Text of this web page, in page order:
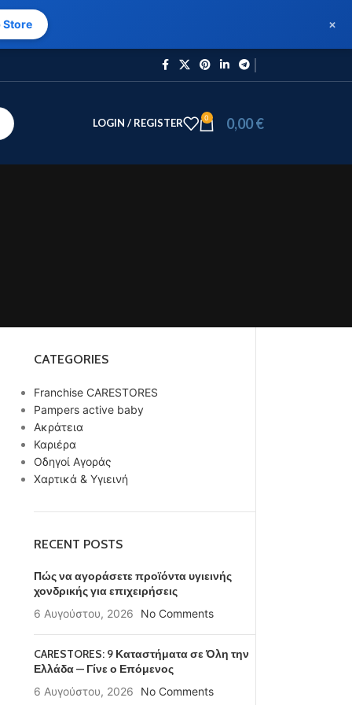
Store ×
LOGIN / REGISTER 0 0,00€
CATEGORIES
Franchise CARESTORES
Pampers active baby
Ακράτεια
Καριέρα
Οδηγοί Αγοράς
Χαρτικά & Υγιεινή
RECENT POSTS
Πώς να αγοράσετε προϊόντα υγιεινής
χονδρικής για επιχειρήσεις
6 Αυγούστου, 2026 No Comments
CARESTORES: 9 Καταστήματα σε Όλη την
Ελλάδα — Γίνε ο Επόμενος
6 Αυγούστου, 2026 No Comments